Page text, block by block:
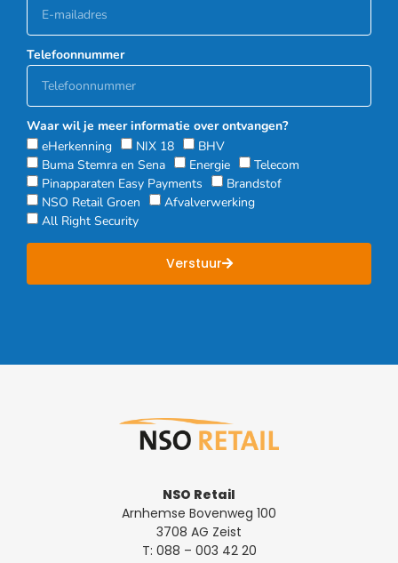
Telefoonnummer
Waar wil je meer informatie over ontvangen?
eHerkenning
NIX 18
BHV
Buma Stemra en Sena
Energie
Telecom
Pinapparaten Easy Payments
Brandstof
NSO Retail Groen
Afvalverwerking
All Right Security
Verstuur
NSO Retail
Arnhemse Bovenweg 100
3708 AG Zeist
T: 088 – 003 42 20